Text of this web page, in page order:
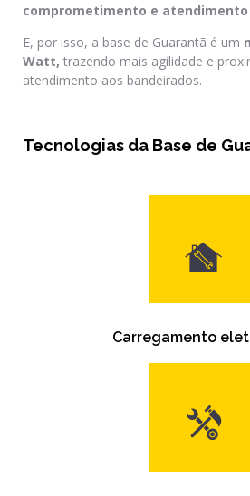
comprometimento e
E, por isso, a base de Guarantã é um
Watt, trazendo mais agilidade e
atendimento aos bandeirados.
Tecnologias da Base de
Carregamento